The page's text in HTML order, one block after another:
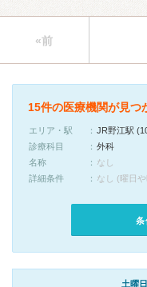
«前
15件の医療機関が見つ
エリア・駅
JR野江駅
診療科目
外科
名称
なし
詳細条件
なし (曜日
条
土曜